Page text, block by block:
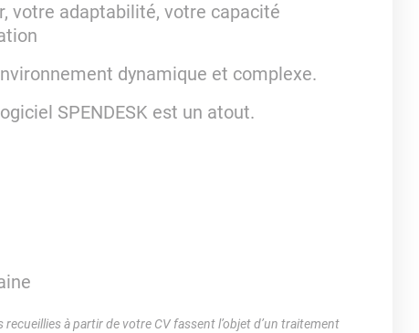
votre adaptabilité, votre capacité
dynamique et complexe.
SPENDESK est un atout.
à partir de votre CV fassent l’objet d’un traitement